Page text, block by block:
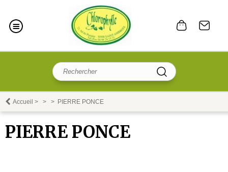
Accueil > > > PIERRE PONCE
PIERRE PONCE